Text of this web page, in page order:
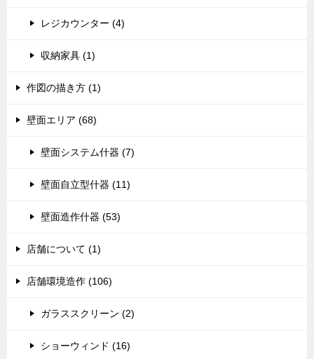
レジカウンター (4)
収納家具 (1)
作図の描き方 (1)
壁面エリア (68)
壁面システム什器 (7)
壁面自立型什器 (11)
壁面造作什器 (53)
店舗について (1)
店舗環境造作 (106)
ガラススクリーン (2)
ショーウィンド (16)